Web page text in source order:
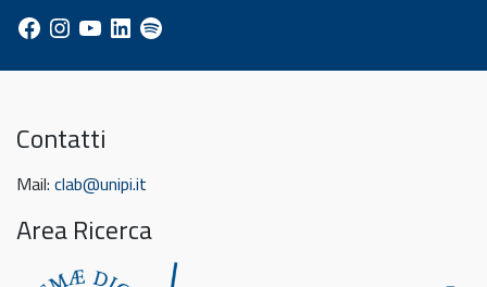
Facebook
Instagram
YouTube
LinkedInSpotify
Contatti
Mail: clab@unipi.it
Area Ricerca